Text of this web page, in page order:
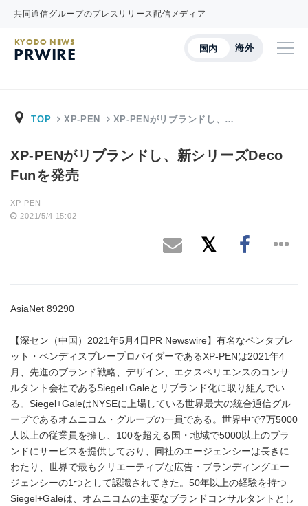
共同通信グループのプレスリリース配信メディア
国内 海外
KYODO NEWS
PRWIRE
TOP XP-PEN XP-PENがリブランドし、…
XP-PENがリブランドし、新シリーズDeco
Funを発売
XP-PEN
2021/5/4 15:02
AsiaNet 89290
【深セン（中国）2021年5月4日PR Newswire】有名なペンタブレ
ット・ペンディスプレープロバイダーであるXP-PENは2021年4
月、先進のブランド戦略、デザイン、エクスペリエンスのコンサ
ルタント会社であるSiegel+Galeとリブランド化に取り組んでい
る。Siegel+GaleはNYSEに上場している世界最大の統合通信グル
ープであるオムニコム・グループの一員である。世界中で7万5000
人以上の従業員を擁し、100を超える国・地域で5000以上のブラ
ンドにサービスを提供しており、同社のエージェンシーは長きに
わたり、世界で最もクリエーティブな広告・ブランディングエー
ジェンシーの1つとして認識されてきた。50年以上の経験を持つ
Siegel+Galeは、オムニコムの主要なブランドコンサルタントとし